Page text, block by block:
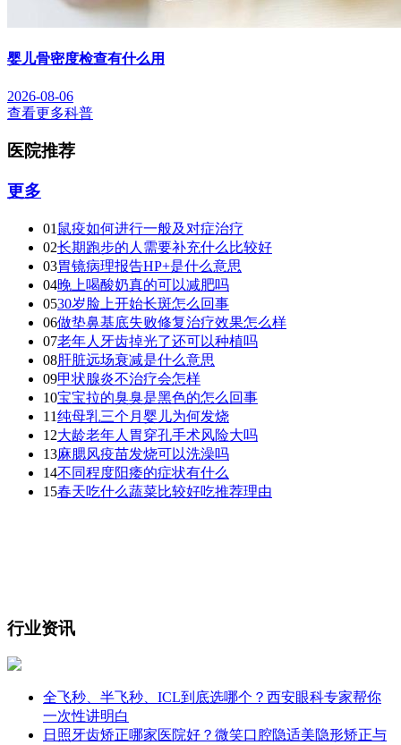
婴儿骨密度检查有什么用
2026-08-06
查看更多科普
医院推荐
更多
01 鼠疫如何进行一般及对症治疗
02长期跑步的人需要补充什么比较好
03胃镜病理报告HP+是什么意思
04晚上喝酸奶真的可以减肥吗
0530岁脸上开始长斑怎么回事
06做垫鼻基底失败修复治疗效果怎么样
07老年人牙齿掉光了还可以种植吗
08肝脏远场衰减是什么意思
09甲状腺炎不治疗会怎样
10宝宝拉的臭臭是黑色的怎么回事
11纯母乳三个月婴儿为何发烧
12大龄老年人胃穿孔手术风险大吗
13麻腮风疫苗发烧可以洗澡吗
14不同程度阳痿的症状有什么
15春天吃什么蔬菜比较好吃推荐理由
行业资讯
全飞秒、半飞秒、ICL到底选哪个？西安眼科专家帮你
一次性讲明白
日照牙齿矫正哪家医院好？微笑口腔隐适美隐形矫正与